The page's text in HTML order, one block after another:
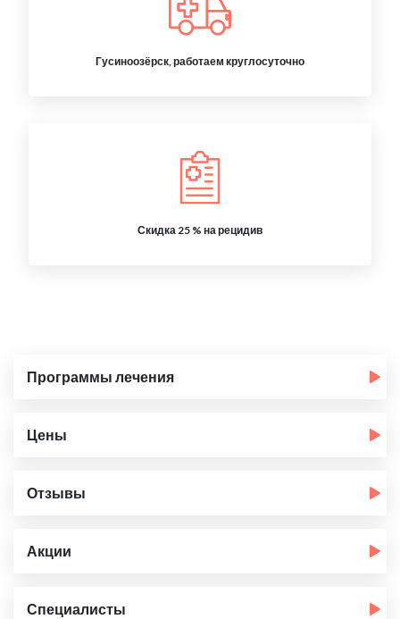
Гусиноозёрск, работаем круглосуточно
Скидка 25 % на рецидив
Программы лечения
Цены
Отзывы
Акции
Специалисты